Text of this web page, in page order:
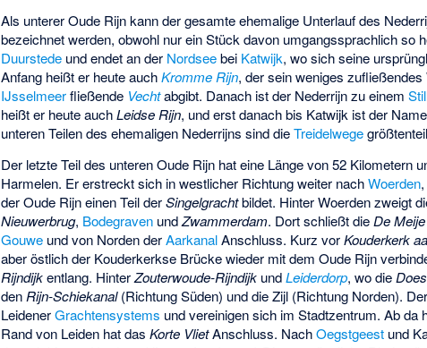
Als unterer Oude Rijn kann der gesamte ehemalige Unterlauf des
bezeichnet werden, obwohl nur ein Stück davon umgangssprachlich so
Duurstede und endet an der Nordseebei Katwijk, wo sich seine
Anfang heißt er heute auchKromme Rijn, der sein weniges zufließendes
IJsselmeerfließende Vechtabgibt. Danach ist der Nederrijn zu einem
heißt er heute auchLeidse Rijn, und erst danach bis Katwijk ist der
unteren Teilen des ehemaligen Nederrijns sind dieTreidelwege
Der letzte Teil des unteren Oude Rijn hat eine Länge von 52 Kilometern
Harmelen. Er erstreckt sich in westlicher Richtung weiter nachWoerden
der Oude Rijn einen Teil derSingelgrachtbildet. Hinter Woerden zweigt
Nieuwerbrug, Bodegraven undZwammerdam. Dort schließt dieDe Meije
Gouwe und von Norden derAarkanalAnschluss. Kurz vorKouderkerk
aber östlich der Kouderkerkse Brücke wieder mit dem Oude Rijn
Rijndijkentlang. HinterZouterwoude-Rijndijk undLeiderdorp, wo dieDoes
den Rijn-Schiekanal(Richtung Süden) und dieZijl (Richtung Norden).
LeidenerGrachtensystems und vereinigen sich im Stadtzentrum. Ab
Rand von Leiden hat dasKorte VlietAnschluss. NachOegstgeest und